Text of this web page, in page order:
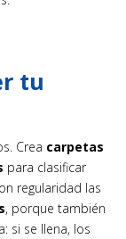
tu
Crea carpetas
para clasificar
regularidad las
, porque también
si se llena, los